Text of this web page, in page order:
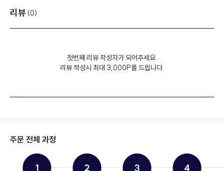
리뷰 (0)
첫번째 리뷰 작성자가 되어주세요.
리뷰 작성시 최대 3,000P를 드립니다.
주문 전체 과정